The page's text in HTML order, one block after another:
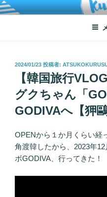
コ
ン
ン
ATSUKO
written by Atsuko Kurusu
投
2024/01/23 投稿者:
【韓国旅行
グクちゃん「
GODIVAへ【狎
OPENから１か月くらい経
角渡韓したから、2023年
ボGODIVA、行ってきた！